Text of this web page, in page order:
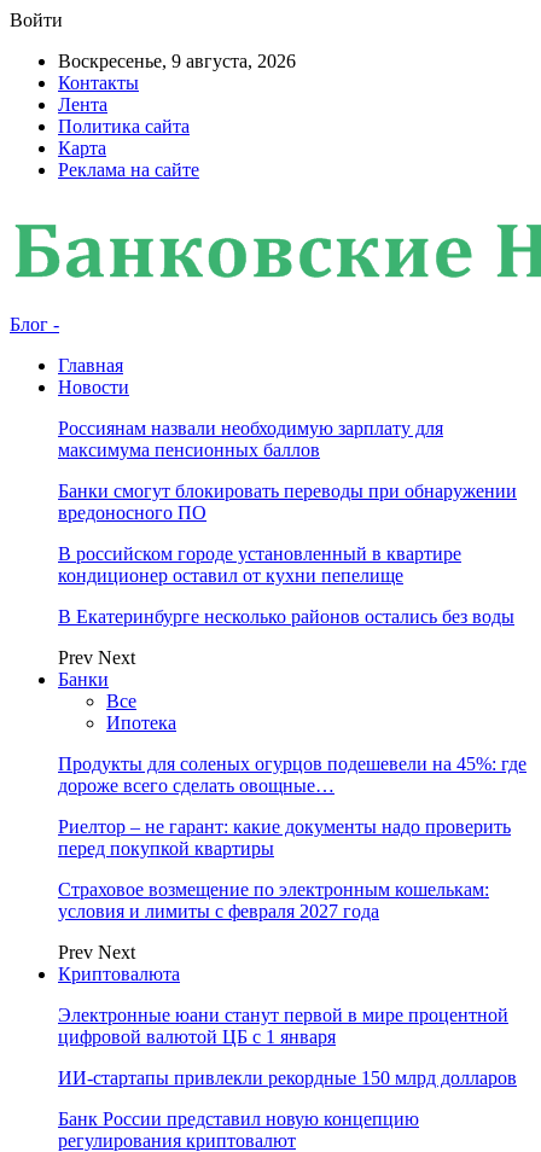
Войти
Воскресенье, 9 августа, 2026
Контакты
Лента
Политика сайта
Карта
Реклама на сайте
Блог -
Главная
Новости
Россиянам назвали необходимую зарплату для
максимума пенсионных баллов
Банки смогут блокировать переводы при обнаружении
вредоносного ПО
В российском городе установленный в квартире
кондиционер оставил от кухни пепелище
В Екатеринбурге несколько районов остались без воды
Prev Next
Банки
Все
Ипотека
Продукты для соленых огурцов подешевели на 45%: где
дороже всего сделать овощные…
Риелтор – не гарант: какие документы надо проверить
перед покупкой квартиры
Страховое возмещение по электронным кошелькам:
условия и лимиты с февраля 2027 года
Prev Next
Криптовалюта
Электронные юани станут первой в мире процентной
цифровой валютой ЦБ с 1 января
ИИ-стартапы привлекли рекордные 150 млрд долларов
Банк России представил новую концепцию
регулирования криптовалют